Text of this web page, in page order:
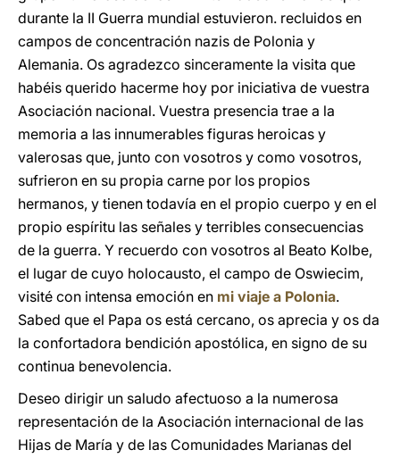
durante la II Guerra mundial estuvieron. recluidos en
campos de concentración nazis de Polonia y
Alemania. Os agradezco sinceramente la visita que
habéis querido hacerme hoy por iniciativa de vuestra
Asociación nacional. Vuestra presencia trae a la
memoria a las innumerables figuras heroicas y
valerosas que, junto con vosotros y como vosotros,
sufrieron en su propia carne por los propios
hermanos, y tienen todavía en el propio cuerpo y en el
propio espíritu las señales y terribles consecuencias
de la guerra. Y recuerdo con vosotros al Beato Kolbe,
el lugar de cuyo holocausto, el campo de Oswiecim,
visité con intensa emoción en mi viaje a Polonia.
Sabed que el Papa os está cercano, os aprecia y os da
la confortadora bendición apostólica, en signo de su
continua benevolencia.
Deseo dirigir un saludo afectuoso a la numerosa
representación de la Asociación internacional de las
Hijas de María y de las Comunidades Marianas del